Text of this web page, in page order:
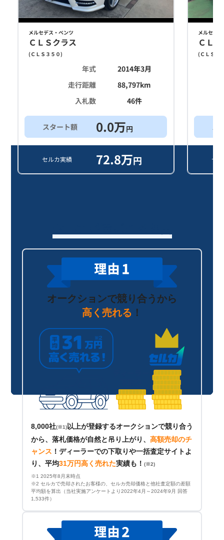
メルセデス・ベンツ
ＣＬＳクラス
( ＣＬＳ３５０)
年式
2014年3月
走行距離
88,797km
入札数
46件
スタート額 0.0万円
セルカ実績 72.8万円
メルセデ
ＣＬ
( ＣＬＳ３
ス
セ
オークションで競り合うから
高く売れる ！
8,000社(※1) 以上が登録するオークションで競り合う
から、落札価格が自然と吊り上がり、 高額売却のチ
ャンス ！ ディーラーでの下取りや一括査定サイトよ
り、平均31万円高く売れた実績も！ (※2)
※1 2025年8月末時点
※2 セルカで売却されたお客様の、セルカ売却価格と他社査定額の差額
平均額を算出（当社実施アンケートより2022年4月～2024年9月 回答
1,533件）